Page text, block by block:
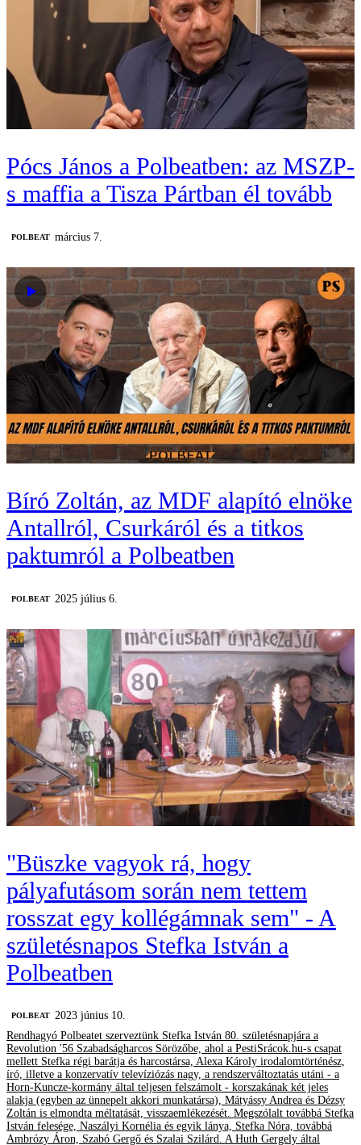
Pócs János a Polbeatben: az MSZP-
s maffia a Tisza Pártban él tovább
‎POLBEAT március 7.
Bíró Zoltán, az MDF alapító elnöke
Antallról, Csurkáról és a titkos
paktumról a Polbeatben
‎POLBEAT 2025 július 6.
"Büszke vagyok rá, hogy
pályafutásom során nem tettem
rosszat egy kollégámnak sem" - A
születésnapos Stefka István a
Polbeatben
‎POLBEAT 2023 június 10.
Rendhagyó Polbeatet szerveztünk Stefka István 80. születésnapjára a
Revolution '56 Szabadságharcos Sörözőbe, ahol a PestiSrácok.hu-s csapat
mellett Stefka régi barátja és harcostársa, Alexa Károly irodalomtörténész,
író, illetve a konzervatív televíziózás nagy, a rendszerváltoztatás utáni - a
Horn-Kuncze-kormány által teljesen felszámolt - korszakának két jeles
alakja (egyben az ünnepelt akkori munkatársa), Mátyássy Andrea és Dézsy
Zoltán is elmondta méltatását, visszaemlékezését. Megszólalt továbbá Stefka
István felesége, Naszályi Kornélia és egyik lánya, Stefka Nóra, továbbá
Ambrózy Áron, Szabó Gergő és Szalai Szilárd. A Huth Gergely által